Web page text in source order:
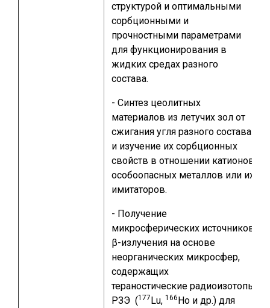
структурой и оптимальными
сорбционными и
прочностными параметрами
для функционирования в
жидких средах разного
состава.
- Синтез цеолитных
материалов из летучих зол от
сжигания угля разного состава
и изучение их сорбционных
свойств в отношении катионов
особоопасных металлов или их
имитаторов.
- Получение
микросферических источников
β-излучения на основе
неорганических микросфер,
содержащих
тераностические радиоизотопы
РЗЭ (177Lu, 166Ho и др.) для